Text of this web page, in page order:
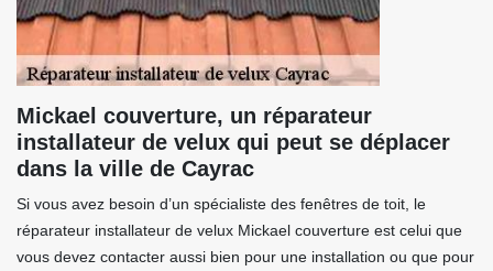
Mickael couverture, un réparateur
installateur de velux qui peut se déplacer
dans la ville de Cayrac
Si vous avez besoin d’un spécialiste des fenêtres de toit, le
réparateur installateur de velux Mickael couverture est celui que
vous devez contacter aussi bien pour une installation ou que pour